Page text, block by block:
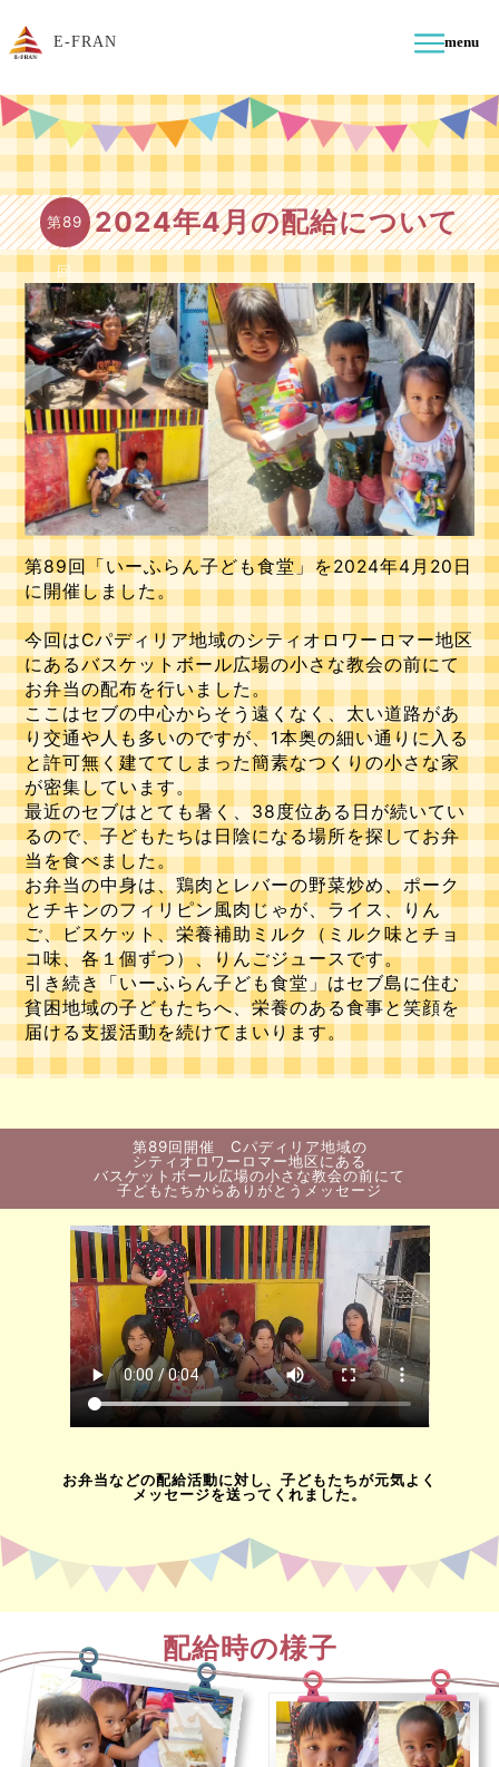
E-FRAN menu
第89
回
2024年4月の配給について
第89回「いーふらん子ども食堂」を2024年4月20日
に開催しました。
今回はCパディリア地域のシティオロワーロマー地区
にあるバスケットボール広場の小さな教会の前にて
お弁当の配布を行いました。
ここはセブの中心からそう遠くなく、太い道路があ
り交通や人も多いのですが、1本奥の細い通りに入る
と許可無く建ててしまった簡素なつくりの小さな家
が密集しています。
最近のセブはとても暑く、38度位ある日が続いてい
るので、子どもたちは日陰になる場所を探してお弁
当を食べました。
お弁当の中身は、鶏肉とレバーの野菜炒め、ポーク
とチキンのフィリピン風肉じゃが、ライス、りん
ご、ビスケット、栄養補助ミルク（ミルク味とチョ
コ味、各１個ずつ）、りんごジュースです。
引き続き「いーふらん子ども食堂」はセブ島に住む
貧困地域の子どもたちへ、栄養のある食事と笑顔を
届ける支援活動を続けてまいります。
第89回開催 Cパディリア地域の
シティオロワーロマー地区にある
バスケットボール広場の小さな教会の前にて
子どもたちからありがとうメッセージ
お弁当などの配給活動に対し、子どもたちが元気よく
メッセージを送ってくれました。
配給時の様子